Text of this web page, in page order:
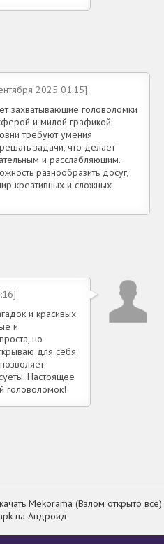
2025 01:15]
захватывающие головоломки
и милой графикой.
требуют умения
задачи, что делает
и расслабляющим.
разнообразить досуг,
креативных и сложных
и красивых
и
но
для себя
Настоящее
головоломок!
Mekorama (Взлом открыто все)
на Андроид